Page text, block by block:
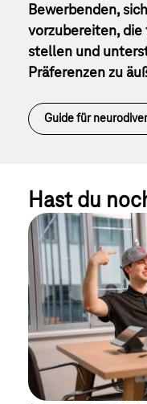
Bewerbenden,
vorzubereiten, die
stellen und
Präferenzen zu
Guide für
Hast du